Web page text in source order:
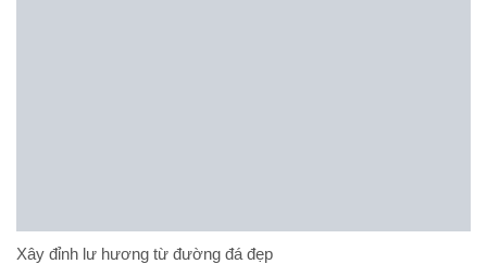
Xây đỉnh lư hương từ đường đá đẹp